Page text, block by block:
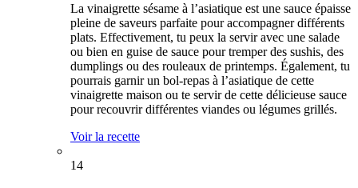
La vinaigrette sésame à l’asiatique est une sauce épaisse
pleine de saveurs parfaite pour accompagner différents
plats. Effectivement, tu peux la servir avec une salade
ou bien en guise de sauce pour tremper des sushis, des
dumplings ou des rouleaux de printemps. Également, tu
pourrais garnir un bol-repas à l’asiatique de cette
vinaigrette maison ou te servir de cette délicieuse sauce
pour recouvrir différentes viandes ou légumes grillés.
Voir la recette
14